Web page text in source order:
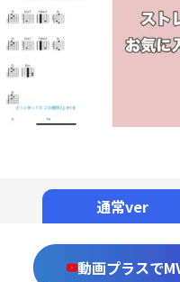
通常ver
動画プラスで